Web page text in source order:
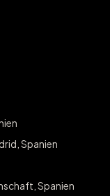
Spanien
Spanien